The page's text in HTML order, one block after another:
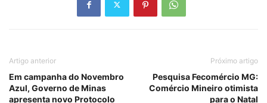
Artigo anterior
Em campanha do Novembro
Azul, Governo de Minas
apresenta novo Protocolo
Próximo artigo
Pesquisa Fecomércio MG:
Comércio Mineiro otimista
para o Natal